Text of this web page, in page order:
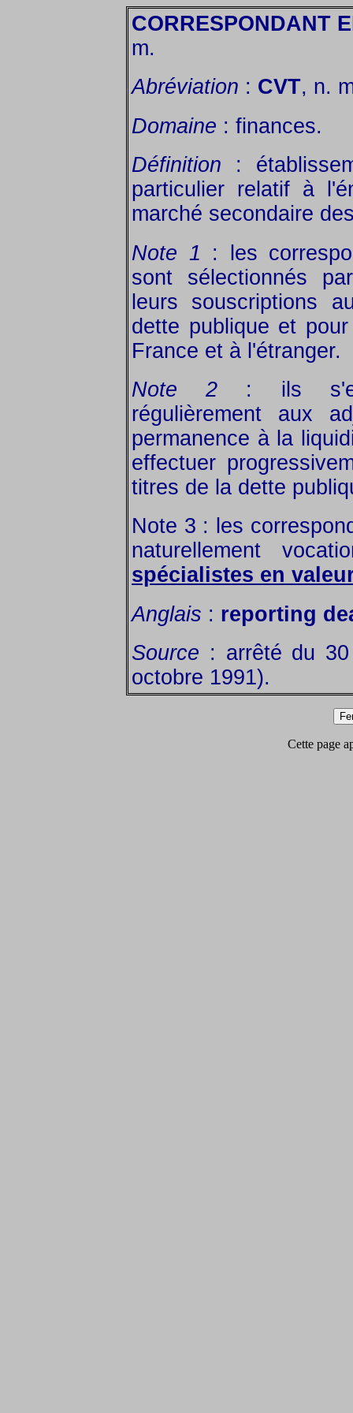
CORRESPONDANT
m.
Abréviation : CVT, n.
Domaine : finances.
Définition :
particulier relatif à
marché secondaire
Note 1 : les
sont sélectionnés
leurs souscriptions
dette publique et
France et à l'étranger.
Note 2 : ils
régulièrement aux
permanence à la
effectuer
titres de la dette
Note 3 : les
naturellement
spécialistes en
Anglais : reporting
Source : arrêté du
octobre 1991).
Cette page